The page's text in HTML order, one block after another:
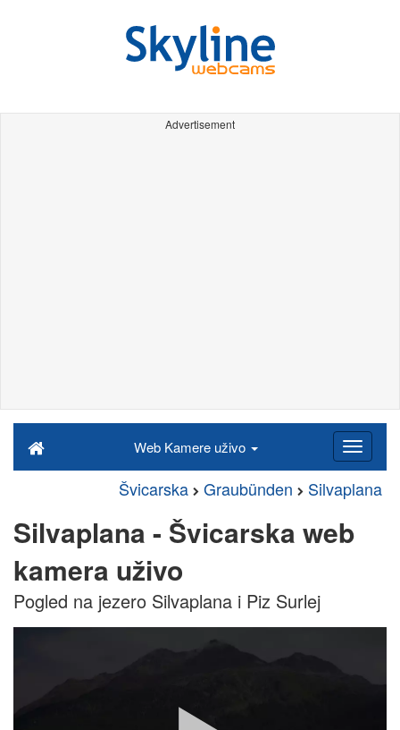
Advertisement
Web Kamere uživo
Švicarska Graubünden Silvaplana
Silvaplana - Švicarska web
kamera uživo
Pogled na jezero Silvaplana i Piz Surlej